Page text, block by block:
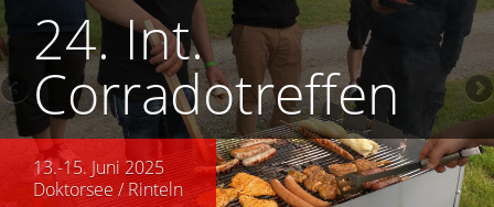
24. Int.
Corradotreffen
13.-15. Juni 2025
Doktorsee / Rinteln